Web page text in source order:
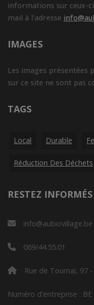
informations sur ceux-
mail à l'adresse
IMAGES
Les images présentées
sur ce site ne sont pas
TAGS
Local Durable
Réduction Des Déchets
RESTEZ INFORMÉS
info@aubiovillage.be
069/44.55.01
Rue de Tournai, 97
Numéro d'entreprise : BE